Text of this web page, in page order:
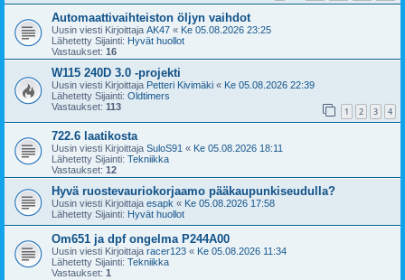
Automaattivaihteiston öljyn vaihdot
Uusin viesti Kirjoittaja AK47 « Ke 05.08.2026 23:25
Lähetetty Sijainti: Hyvät huollot
Vastaukset: 16
W115 240D 3.0 -projekti
Uusin viesti Kirjoittaja Petteri Kivimäki « Ke 05.08.2026 22:39
Lähetetty Sijainti: Oldtimers
Vastaukset: 113 1 2 3 4
722.6 laatikosta
Uusin viesti Kirjoittaja SuloS91 « Ke 05.08.2026 18:11
Lähetetty Sijainti: Tekniikka
Vastaukset: 12
Hyvä ruostevauriokorjaamo pääkaupunkiseudulla?
Uusin viesti Kirjoittaja esapk « Ke 05.08.2026 17:58
Lähetetty Sijainti: Hyvät huollot
Om651 ja dpf ongelma P244A00
Uusin viesti Kirjoittaja racer123 « Ke 05.08.2026 11:34
Lähetetty Sijainti: Tekniikka
Vastaukset: 1